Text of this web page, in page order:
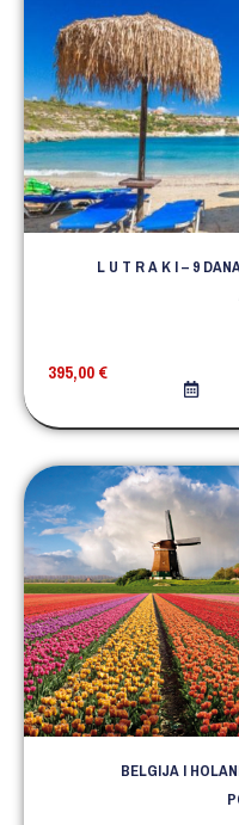
L U T R A K I – 9
395,00€
BELGIJA I